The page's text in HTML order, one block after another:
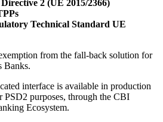
2 (UE 2015/2366)
Technical Standard UE
from the fall-back solution for
Banks.
interface is available in production
PSD2 purposes, through the CBI
Ecosystem.